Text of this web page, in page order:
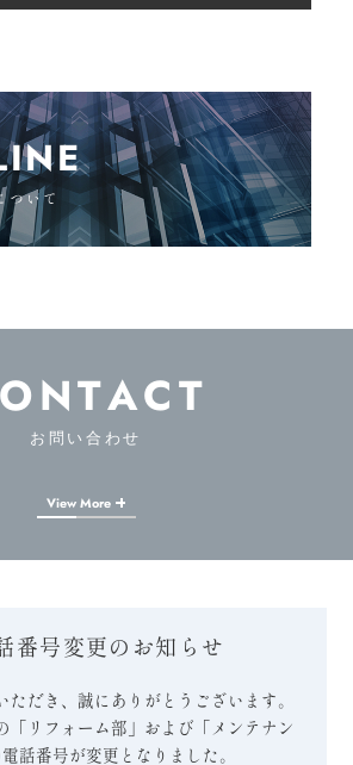
ついて
お問い合わせ
View More
番号変更のお知らせ
ただき、誠にありがとうございます。
「リフォーム部」および「メンテナン
話番号が変更となりました。